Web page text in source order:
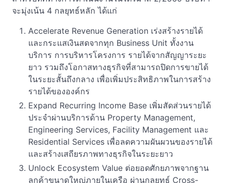
จะมุ่งเน้น 4 กลยุทธ์หลัก ได้แก่
Accelerate Revenue Generation เร่งสร้างรายได้
และกระแสเงินสดจากทุก Business Unit ทั้งงาน
บริการ การบริหารโครงการ รายได้จากสัญญาระยะ
ยาว รวมถึงโอกาสทางธุรกิจที่สามารถปิดการขายได้
ในระยะสั้นถึงกลาง เพื่อเพิ่มประสิทธิภาพในการสร้าง
รายได้ขององค์กร
Expand Recurring Income Base เพิ่มสัดส่วนรายได้
ประจำผ่านบริการด้าน Property Management,
Engineering Services, Facility Management และ
Residential Services เพื่อลดความผันผวนของรายได้
และสร้างเสถียรภาพทางธุรกิจในระยะยาว
Unlock Ecosystem Value ต่อยอดศักยภาพจากฐาน
ลูกค้าขนาดใหญ่ภายในเครือ ผ่านกลยุทธ์ Cross-